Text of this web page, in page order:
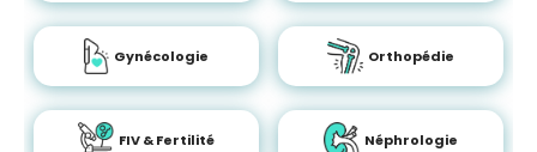
Gynécologie Orthopédie
FIV & Fertilité Néphrologie